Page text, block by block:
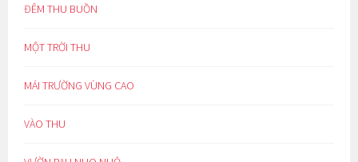
ĐÊM THU BUỒN
MỘT TRỜI THU
MÁI TRƯỜNG VÙNG CAO
VÀO THU